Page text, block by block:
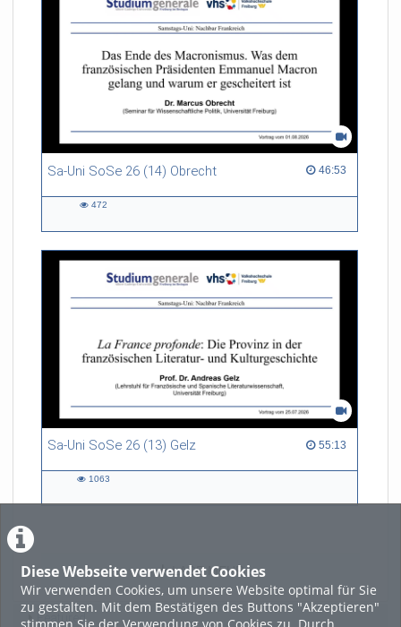
Diese Webseite verwendet Cookies
Wir verwenden Cookies, um unsere Website optimal für Sie
zu gestalten. Mit dem Bestätigen des Buttons "Akzeptieren"
stimmen Sie der Verwendung von Cookies zu. Durch
Sa-Uni SoSe 26 (14) Obrecht 46:53
46:53 duration
472
Sa-Uni SoSe 26 (13) Gelz 55:13
55:13 duration
1063
LADE MEHR
Featured